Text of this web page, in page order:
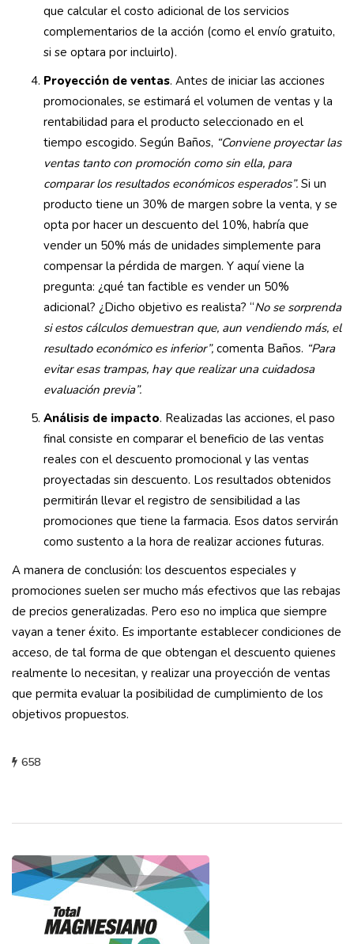
que calcular el costo adicional de los servicios
complementarios de la acción (como el envío gratuito,
si se optara por incluirlo).
Proyección de ventas. Antes de iniciar las acciones
promocionales, se estimará el volumen de ventas y la
rentabilidad para el producto seleccionado en el
tiempo escogido. Según Baños, “Conviene proyectar las
ventas tanto con promoción como sin ella, para
comparar los resultados económicos esperados”. Si un
producto tiene un 30% de margen sobre la venta, y se
opta por hacer un descuento del 10%, habría que
vender un 50% más de unidades simplemente para
compensar la pérdida de margen. Y aquí viene la
pregunta: ¿qué tan factible es vender un 50%
adicional? ¿Dicho objetivo es realista? “No se sorprenda
si estos cálculos demuestran que, aun vendiendo más, el
resultado económico es inferior”, comenta Baños. “Para
evitar esas trampas, hay que realizar una cuidadosa
evaluación previa”.
Análisis de impacto. Realizadas las acciones, el paso
final consiste en comparar el beneficio de las ventas
reales con el descuento promocional y las ventas
proyectadas sin descuento. Los resultados obtenidos
permitirán llevar el registro de sensibilidad a las
promociones que tiene la farmacia. Esos datos servirán
como sustento a la hora de realizar acciones futuras.
A manera de conclusión: los descuentos especiales y
promociones suelen ser mucho más efectivos que las rebajas
de precios generalizadas. Pero eso no implica que siempre
vayan a tener éxito. Es importante establecer condiciones de
acceso, de tal forma de que obtengan el descuento quienes
realmente lo necesitan, y realizar una proyección de ventas
que permita evaluar la posibilidad de cumplimiento de los
objetivos propuestos.
658